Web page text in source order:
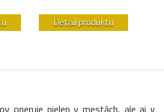
Detail produktu